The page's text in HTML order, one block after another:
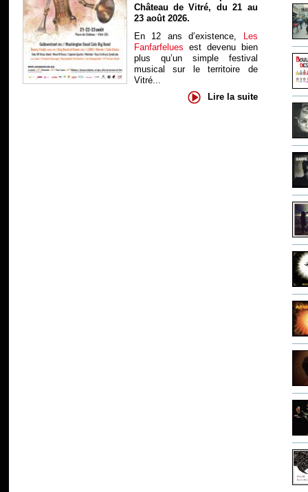
Château de Vitré, du 21 au
23 août 2026.
En 12 ans d’existence, Les
Fanfarfelues est devenu bien
plus qu’un simple festival
musical sur le territoire de
Vitré...
Lire la suite